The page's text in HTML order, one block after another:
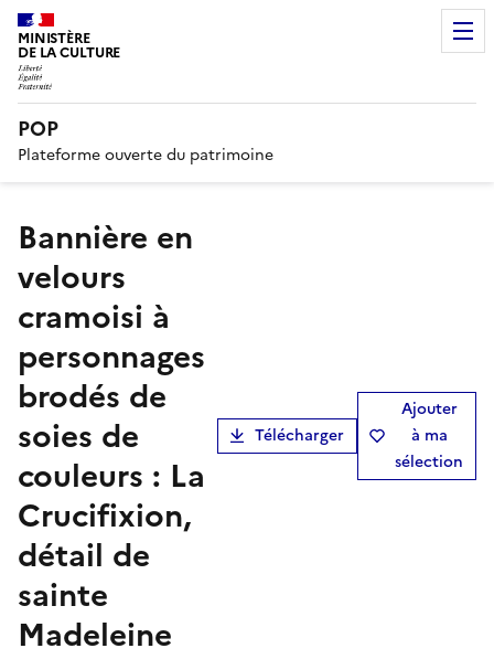
MINISTÈRE
DE LA CULTURE
POP
Plateforme ouverte du patrimoine
Bannière en
velours
cramoisi à
personnages
brodés de
soies de
couleurs : La
Crucifixion,
détail de
sainte
Madeleine
Télécharger
Ajouter
à ma
sélection